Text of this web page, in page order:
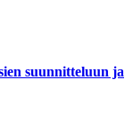
suunnitteluun ja